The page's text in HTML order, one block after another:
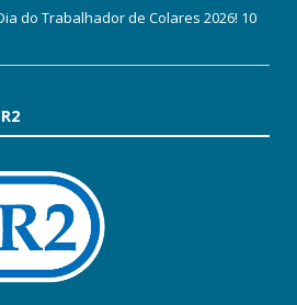
do Trabalhador de Colares 2026! 10